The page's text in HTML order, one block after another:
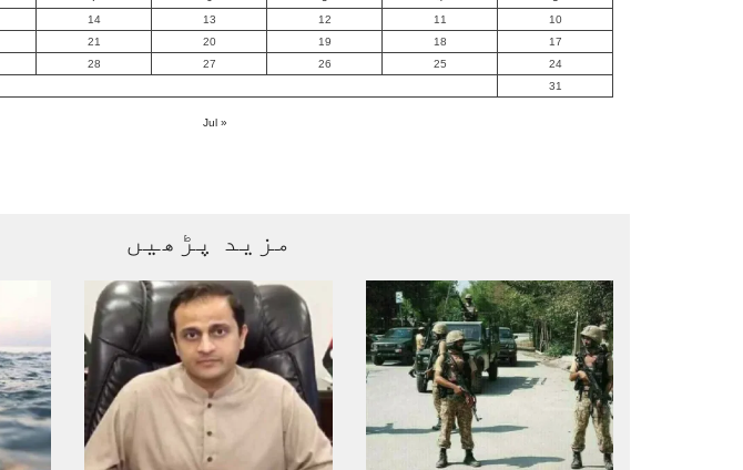
10
11
12
13
14
17
18
19
20
21
24
25
26
27
28
31
« Jul
مزید پڑھیں